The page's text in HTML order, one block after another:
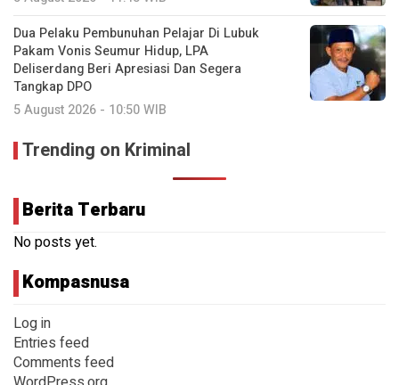
Dua Pelaku Pembunuhan Pelajar Di Lubuk
Pakam Vonis Seumur Hidup, LPA
Deliserdang Beri Apresiasi Dan Segera
Tangkap DPO
5 August 2026 - 10:50 WIB
Trending on Kriminal
Berita Terbaru
No posts yet.
Kompasnusa
Log in
Entries feed
Comments feed